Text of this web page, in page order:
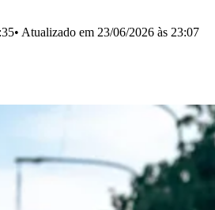
da sua região
Jardim IracemaJardim Itaquiti
Jardim
Cristina Jardim Maria Helena Jardim
Jardim ReginaliceJardim São
Jardim Silveira
Jardim
• Atualizado em 23/06/2026 às 23:07